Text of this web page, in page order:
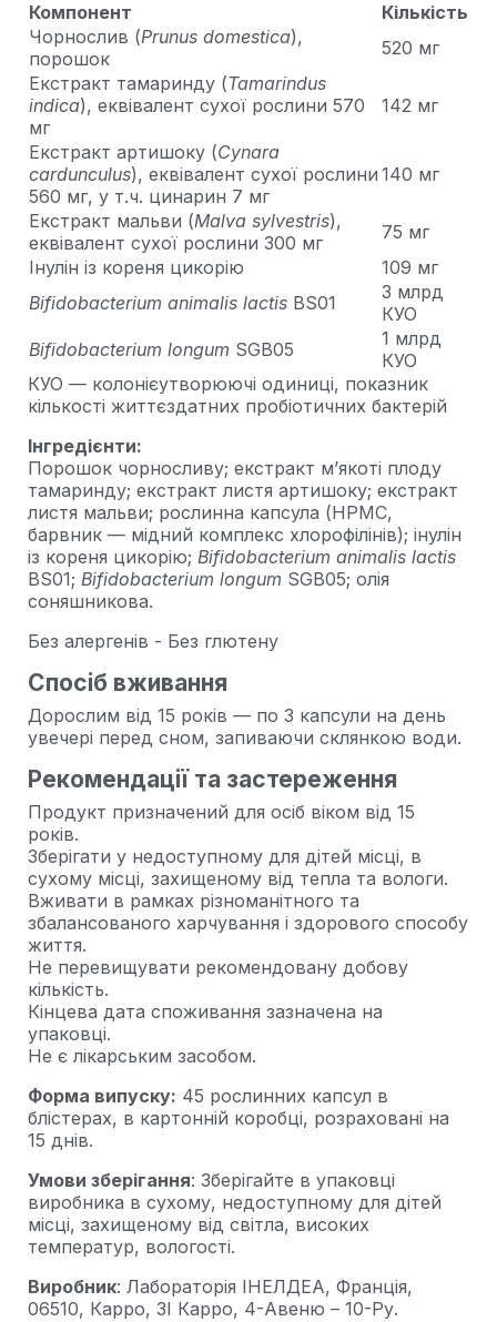
Компонент
Кількість
Чорнослив (Prunus domestica),
порошок
520 мг
Екстракт тамаринду (Tamarindus
indica), еквівалент сухої рослини 570
мг
142 мг
Екстракт артишоку (Cynara
cardunculus), еквівалент сухої рослини
560 мг, у т.ч. цинарин 7 мг
140 мг
Екстракт мальви (Malva sylvestris),
еквівалент сухої рослини 300 мг
75 мг
Інулін із кореня цикорію
109 мг
Bifidobacterium animalis lactis BS01
3 млрд
КУО
Bifidobacterium longum SGB05
1 млрд
КУО
КУО — колонієутворюючі одиниці, показник
кількості життєздатних пробіотичних бактерій
Інгредієнти:
Порошок чорносливу; екстракт м’якоті плоду
тамаринду; екстракт листя артишоку; екстракт
листя мальви; рослинна капсула (HPMC,
барвник — мідний комплекс хлорофілінів); інулін
із кореня цикорію; Bifidobacterium animalis lactis
BS01; Bifidobacterium longum SGB05; олія
соняшникова.
Без алергенів - Без глютену
Спосіб вживання
Дорослим від 15 років — по 3 капсули на день
увечері перед сном, запиваючи склянкою води.
Рекомендації та застереження
Продукт призначений для осіб віком від 15
років.
Зберігати у недоступному для дітей місці, в
сухому місці, захищеному від тепла та вологи.
Вживати в рамках різноманітного та
збалансованого харчування і здорового способу
життя.
Не перевищувати рекомендовану добову
кількість.
Кінцева дата споживання зазначена на
упаковці.
Не є лікарським засобом.
Форма випуску: 45 рослинних капсул в
блістерах, в картонній коробці, розраховані на
15 днів.
Умови зберігання: Зберігайте в упаковці
виробника в сухому, недоступному для дітей
місці, захищеному від світла, високих
температур, вологості.
Виробник: Лабораторія ІНЕЛДЕА, Франція,
06510, Карро, ЗІ Карро, 4-Авеню – 10-Ру.